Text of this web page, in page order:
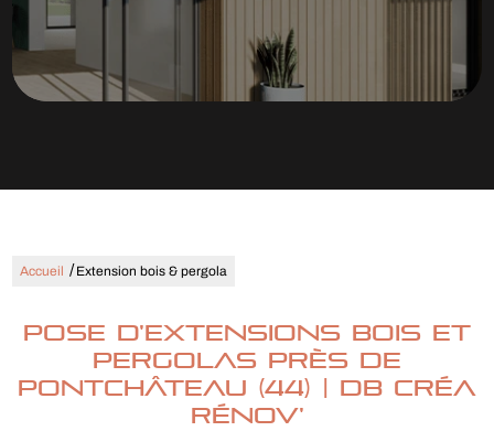
Accueil /Extension bois & pergola
Pose d'extensions bois et
pergolas près de
Pontchâteau (44) | DB CRÉA
RÉNOV'